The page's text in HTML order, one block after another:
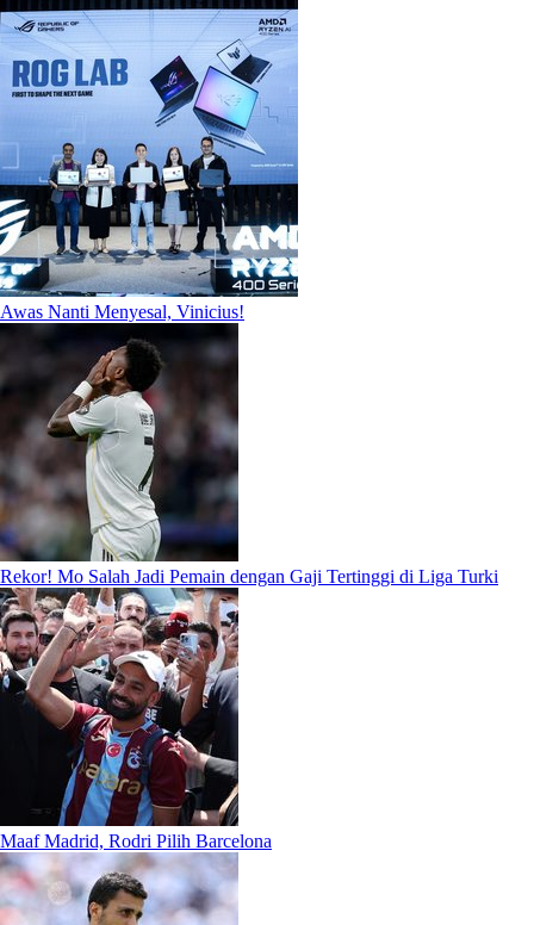
Awas Nanti Menyesal, Vinicius!
Rekor! Mo Salah Jadi Pemain dengan Gaji Tertinggi di Liga Turki
Maaf Madrid, Rodri Pilih Barcelona